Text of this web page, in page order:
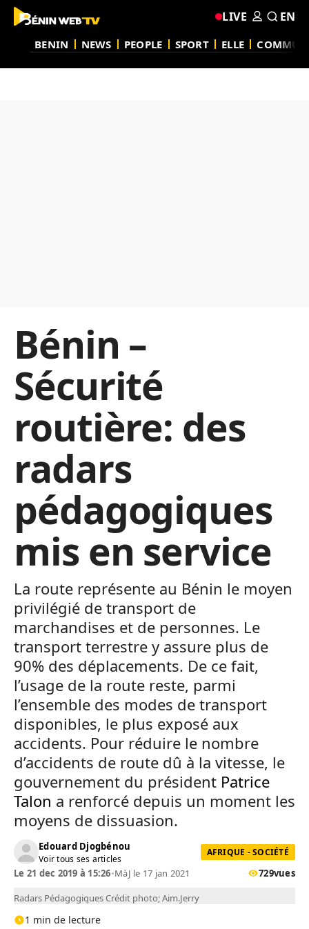
BENIN NEWS PEOPLE SPORT ELLE
LIVE EN
Bénin –
Sécurité
routière: des
radars
pédagogiques
mis en service
La route représente au Bénin le moyen
privilégié de transport de
marchandises et de personnes. Le
transport terrestre y assure plus de
90% des déplacements. De ce fait,
l’usage de la route reste, parmi
l’ensemble des modes de transport
disponibles, le plus exposé aux
accidents. Pour réduire le nombre
d’accidents de route dû à la vitesse, le
gouvernement du président Patrice
Talon a renforcé depuis un moment les
moyens de dissuasion.
Edouard Djogbénou
Voir tous ses articles
AFRIQUE - SOCIÉTÉ
Le 21 dec 2019 à 15:26•MàJ le 17 jan 2021 729vues
Radars Pédagogiques Crédit photo; Aim.Jerry
1 min de lecture